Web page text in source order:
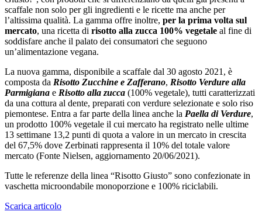
scaffale non solo per gli ingredienti e le ricette ma anche per
l’altissima qualità. La gamma offre inoltre, per la prima volta sul
mercato, una ricetta di risotto alla zucca 100% vegetale al fine di
soddisfare anche il palato dei consumatori che seguono
un’alimentazione vegana.
La nuova gamma, disponibile a scaffale dal 30 agosto 2021, è
composta da Risotto Zucchine e Zafferano, Risotto Verdure alla
Parmigiana e Risotto alla zucca (100% vegetale), tutti caratterizzati
da una cottura al dente, preparati con verdure selezionate e solo riso
piemontese. Entra a far parte della linea anche la Paella di Verdure,
un prodotto 100% vegetale il cui mercato ha registrato nelle ultime
13 settimane 13,2 punti di quota a valore in un mercato in crescita
del 67,5% dove Zerbinati rappresenta il 10% del totale valore
mercato (Fonte Nielsen, aggiornamento 20/06/2021).
Tutte le referenze della linea “Risotto Giusto” sono confezionate in
vaschetta microondabile monoporzione e 100% riciclabili.
Scarica articolo